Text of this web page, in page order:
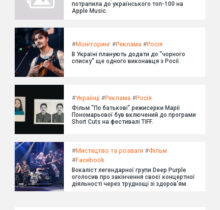
потрапила до українського топ-100 на
Apple Music.
#Моніторинг#Реклама #Росія
В Україні планують додати до "чорного
списку" ще одного виконавця з Росії.
#Українці #Реклама #Росія
Фільм "По батькові" режисерки Марії
Пономарьової був включений до програми
Short Cuts на фестивалі TIFF.
#Мистецтво та розваги #Фільм
#Facebook
Вокаліст легендарної групи Deep Purple
оголосив про закінчення своєї концертної
діяльності через труднощі зі здоров'ям.